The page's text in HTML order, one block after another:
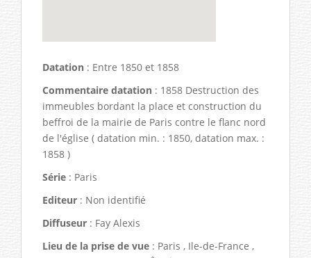
Datation : Entre 1850 et 1858
Commentaire datation : 1858 Destruction des
immeubles bordant la place et construction du
beffroi de la mairie de Paris contre le flanc nord
de l'église ( datation min. : 1850, datation max. :
1858 )
Série : Paris
Editeur : Non identifié
Diffuseur : Fay Alexis
Lieu de la prise de vue : Paris , Ile-de-France ,